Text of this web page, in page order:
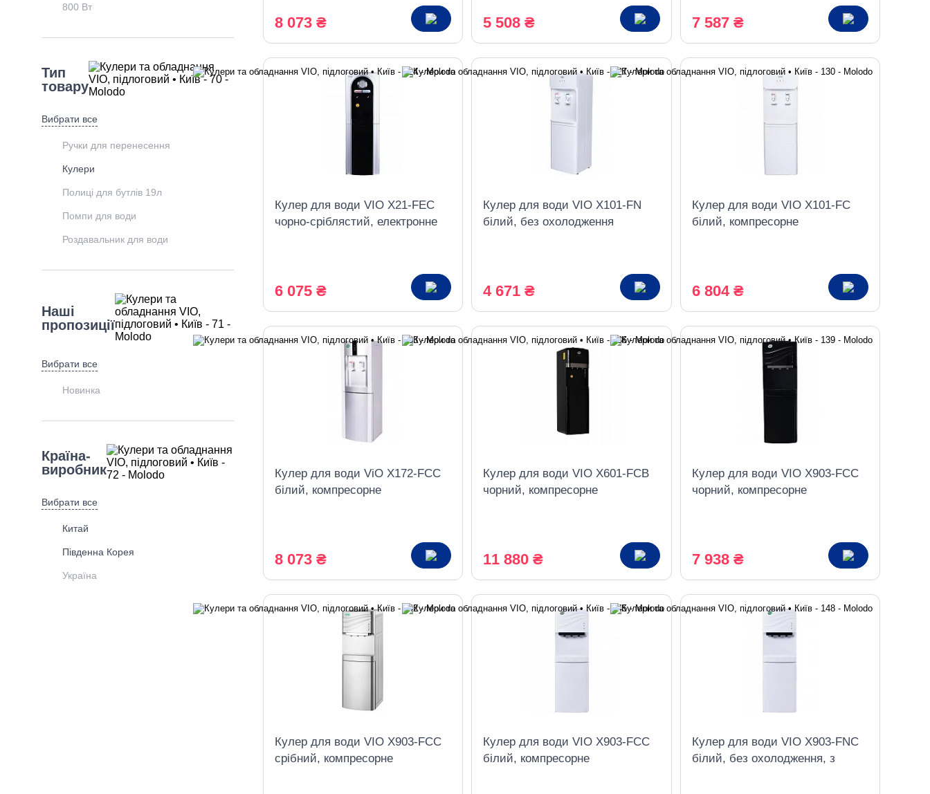
800 Вт
Тип
товару
Вибрати все
Ручки для перенесення
Кулери
Полиці для бутлів 19л
Помпи для води
Роздавальник для води
Наші
пропозиції
Вибрати все
Новинка
Країна-
виробник
Вибрати все
Китай
Південна Корея
Україна
8 073 ₴ 5 508 ₴ 7 587 ₴
Кулер для води VIO Х21-FEC
чорно-сріблястий, електронне
6 075 ₴
Кулер для води VIO X101-FN
білий, без охолодження
4 671 ₴
Кулер для води VIO X101-FC
білий, компресорне
6 804 ₴
Кулер для води ViO X172-FCC
білий, компресорне
8 073 ₴
Кулер для води VIO X601-FCB
чорний, компресорне
11 880 ₴
Кулер для води VIO X903-FCС
чорний, компресорне
7 938 ₴
Кулер для води VIO X903-FCС
срібний, компресорне
Кулер для води VIO X903-FCС
білий, компресорне
Кулер для води VIO X903-FNC
білий, без охолодження, з